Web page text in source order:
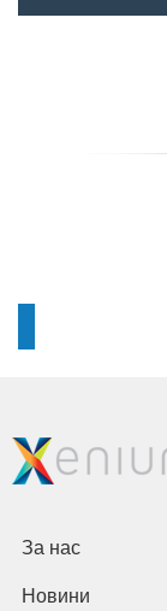
За нас
Новини